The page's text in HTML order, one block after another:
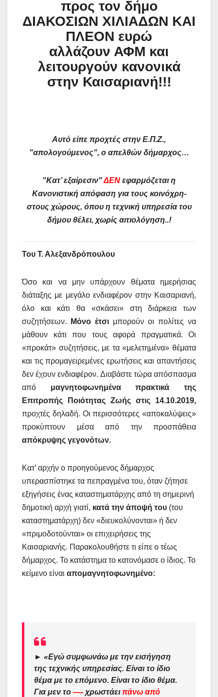
προς τον δήμο
ΔΙΑΚΟΣΙΩΝ ΧΙΛΙΑΔΩΝ ΚΑΙ
ΠΛΕΟΝ ευρώ
αλλάζουν ΑΦΜ και
λειτουργούν κανονικά
στην Καισαριανή!!!
Αυτό είπε προχτές στην Ε.Π.Ζ.,
"απολογούμενος", ο απελθών δήμαρχος…
"Κατ’ εξαίρεσιν"ΔΕΝ εφαρμόζεται η
Κανονιστική απόφαση για τους κοινόχρη-
στους χώρους, όπου η τεχνική υπηρεσία του
δήμου θέλει, χωρίς αιτιολόγηση..!
Του Τ. Αλεξανδρόπουλου
Όσο και να μην υπάρχουν θέματα ημερήσιας
διάταξης με μεγάλο ενδιαφέρον στην Καισαριανή,
όλο και κάτι θα «σκάσει» στη διάρκεια των
συζητήσεων.
Μόνο έτσι μπορούν οι πολίτες να
μάθουν κάτι που τους αφορά πραγματικά. Οι
«προκάτ» συζητήσεις, με τα «μελετημένα» θέματα
και τις προμαγειρεμένες ερωτήσεις και απαντήσεις
δεν έχουν ενδιαφέρον. Διαβάστε τώρα απόσπασμα
από μαγνητοφωνημένα πρακτικά της
Επιτροπής Ποιότητας Ζωής στις 14.10.2019,
προχτές δηλαδή. Οι περισσότερες «αποκαλύψεις»
προκύπτουν μέσα από την προσπάθεια
απόκρυψης γεγονότων.
Κατ’ αρχήν ο προηγούμενος δήμαρχος
υπερασπίστηκε τα πεπραγμένα του, όταν ζήτησε
εξηγήσεις ένας καταστηματάρχης από τη σημερινή
δημοτική αρχή γιατί, κατά την άποψή του (του
καταστηματάρχη) δεν «διευκολύνονται» ή δεν
«πριμοδοτούνται» οι επιχειρήσεις της
Καισαριανής. Παρακολουθήστε τι είπε ο τέως
δήμαρχος. Το κατάστημα το κατονόμασε ο ίδιος. Το
κείμενο είναι απομαγνητοφωνημένο:
► «Εγώ συμφωνάω με την εισήγηση
της τεχνικής υπηρεσίας. Είναι το ίδιο
θέμα με το επόμενο. Είναι το ίδιο θέμα.
Για μεν το —- χρωστάει πάνω από